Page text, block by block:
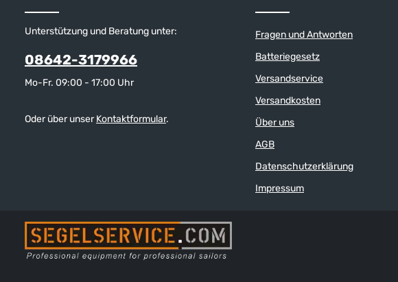
Unterstützung und Beratung unter:
08642-3179966
Mo-Fr. 09:00 - 17:00 Uhr
Oder über unserKontaktformular.
Fragen und Antworten
Batteriegesetz
Versandservice
Versandkosten
Über uns
AGB
Datenschutzerklärung
Impressum